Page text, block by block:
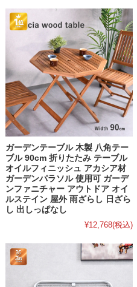
ガーデンテーブル 木製 八角テー
ブル 90cm 折りたたみ テーブル
オイルフィニッシュ アカシア材
ガーデンパラソル 使用可 ガーデ
ンファニチャー アウトドア オイ
ルステイン 屋外 雨ざらし 日ざら
し 出しっぱなし
¥12,768(税込)